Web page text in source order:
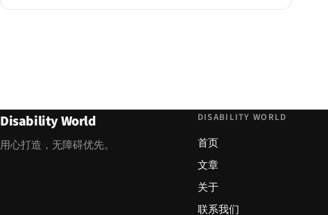
Disability World
用心打造，无障碍优先。
DISABILITY WORLD
首页
文章
关于
联系我们